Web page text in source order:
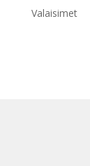
Valaisimet